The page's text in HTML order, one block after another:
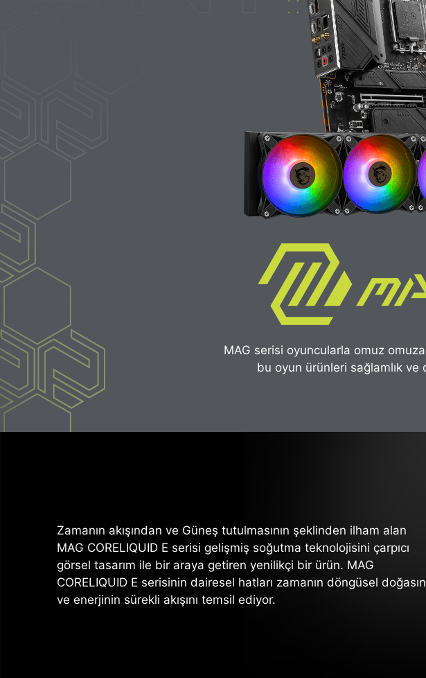
MAG serisi oyuncularla omuz
bu oyun ürünleri sağlamlık ve
Zamanın akışından ve Güneş tutulmasının şeklinden ilham alan
MAG CORELIQUID E serisi gelişmiş soğutma teknolojisini çarpıcı
görsel tasarım ile bir araya getiren yenilikçi bir ürün. MAG
CORELIQUID E serisinin dairesel hatları zamanın döngüsel
ve enerjinin sürekli akışını temsil ediyor.